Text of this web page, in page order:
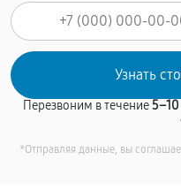
Перезвоним в течение
*Отправляя данные, вы